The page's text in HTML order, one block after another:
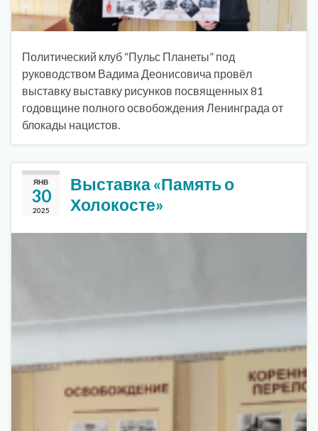
Политический клуб “Пульс Планеты” под
руководством Вадима Деонисовича провёл
выставку выставку рисунков посвященных 81
годовщине полного освобождения Ленинграда от
блокады нацистов.
ЯНВ
30
2025
Выставка «Память о
Холокосте»